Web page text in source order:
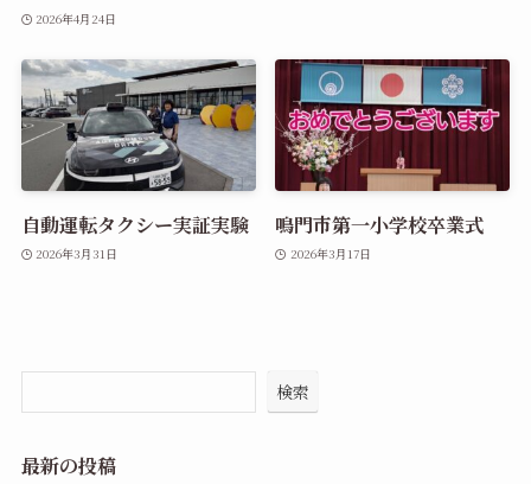
2026年4月24日
自動運転タクシー実証実験
2026年3月31日
鳴門市第一小学校卒業式
2026年3月17日
検索
最新の投稿